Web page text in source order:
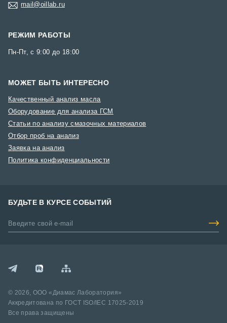
mail@oillab.ru
РЕЖИМ РАБОТЫ
Пн-Пт, с 9:00 до 18:00
МОЖЕТ БЫТЬ ИНТЕРЕСНО
Качественный анализ масла
Оборудование для анализа ГСМ
Статьи по анализу смазочных материалов
Отбор проб на анализ
Заявка на анализ
Политика конфиденциальности
БУДЬТЕ В КУРСЕ СОБЫТИЙ
© 2026, ООО «Диамас Лаборатория»
Аккредитована по ГОСТ ISO/IEC 17025-2019
Все права защищены